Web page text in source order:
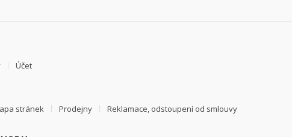
Účet
stránek Prodejny Reklamace, odstoupení od smlouvy